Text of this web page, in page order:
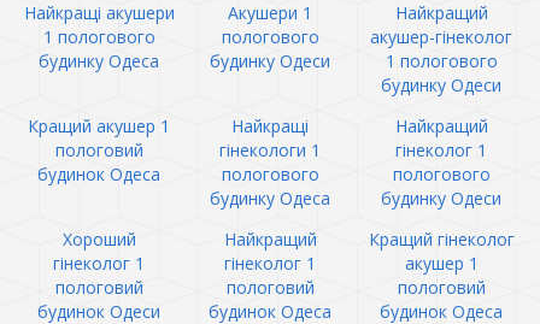
Найкращі акушери
1 пологового
будинку Одеса
Акушери 1
пологового
будинку Одеси
Найкращий
акушер-гінеколог
1 пологового
будинку Одеси
Кращий акушер 1
пологовий
будинок Одеса
Найкращі
гінекологи 1
пологового
будинку Одеса
Найкращий
гінеколог 1
пологового
будинку Одеси
Хороший
гінеколог 1
пологовий
будинок Одеси
Найкращий
гінеколог 1
пологовий
будинок Одеса
Кращий гінеколог
акушер 1
пологовий
будинок Одеса